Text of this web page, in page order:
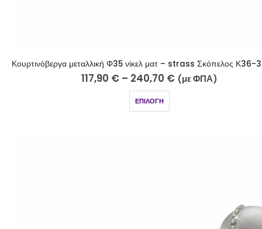
Κουρτινόβεργα μεταλλική Φ35 νίκελ ματ – strass Σκόπελος Κ36-
117,90 € – 240,70 € (με ΦΠΑ)
ΕΠΙΛΟΓΉ